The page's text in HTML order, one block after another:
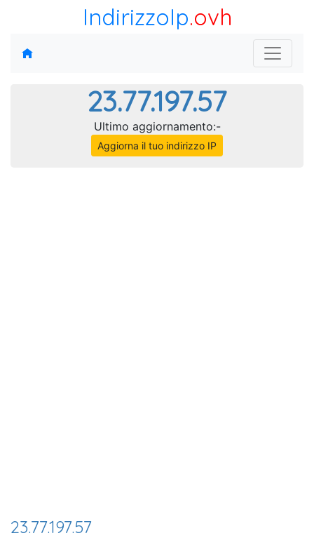
IndirizzoIp.ovh
23.77.197.57
Ultimo aggiornamento:-
Aggiorna il tuo indirizzo IP
23.77.197.57